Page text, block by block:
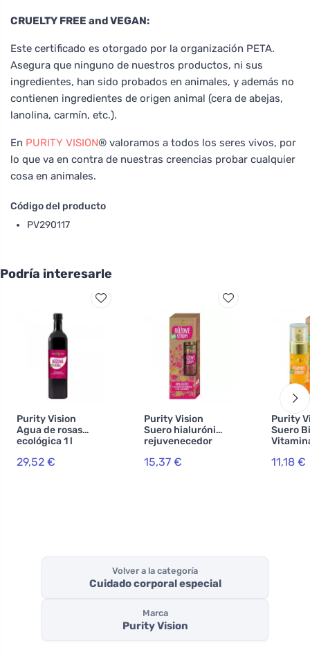
CRUELTY FREE and VEGAN:
Este certificado es otorgado por la organización PETA.
Asegura que ninguno de nuestros productos, ni sus
ingredientes, han sido probados en animales, y además no
contienen ingredientes de origen animal (cera de abejas,
lanolina, carmín, etc.).
En PURITY VISION® valoramos a todos los seres vivos, por
lo que va en contra de nuestras creencias probar cualquier
cosa en animales.
Código del producto
PV290117
Podría interesarle
Purity Vision
Agua de rosas
ecológica 1 l
29,52 €
Purity Vision
Suero hialurónico
rejuvenecedor
Bio Pink 50 ml
15,37 €
Purity
Suero
11,18 €
Volver a la categoría
Cuidado corporal especial
Marca
Purity Vision